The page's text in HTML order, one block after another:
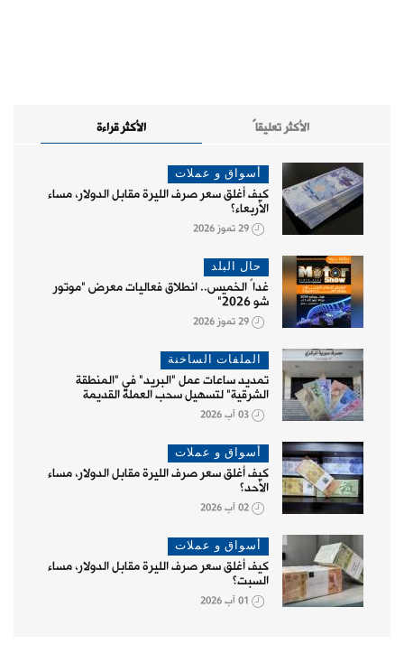
الأكثر قراءة الأكثر تعليقاً
أسواق و عملات
كيف أغلق سعر صرف الليرة مقابل الدولار، مساء
الأربعاء؟
29 تموز 2026
حال البلد
غداً الخميس.. انطلاق فعاليات معرض "موتور
شو 2026"
29 تموز 2026
الملفات الساخنة
تمديد ساعات عمل "البريد" في "المنطقة
الشرقية" لتسهيل سحب العملة القديمة
03 آب 2026
أسواق و عملات
كيف أغلق سعر صرف الليرة مقابل الدولار، مساء
الأحد؟
02 آب 2026
أسواق و عملات
كيف أغلق سعر صرف الليرة مقابل الدولار، مساء
السبت؟
01 آب 2026